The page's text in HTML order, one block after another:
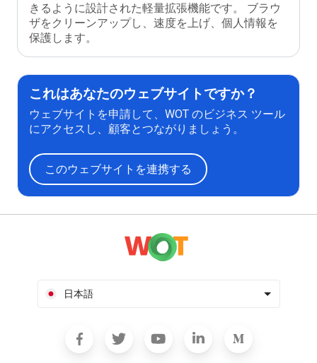
きるように設計された軽量拡張機能です。 ブラウ
ザをクリーンアップし、速度を上げ、個人情報を
保護します。
これはあなたのウェブサイトですか？
ウェブサイトを申請して、WOT のビジネス ツール
にアクセスし、顧客とつながりましょう。
このウェブサイトを連携する
日本語